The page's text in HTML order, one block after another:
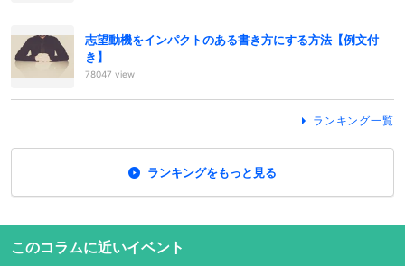
志望動機をインパクトのある書き方にする方法【例文付
き】
78047 view
ランキング一覧
ランキングをもっと見る
このコラムに近いイベント